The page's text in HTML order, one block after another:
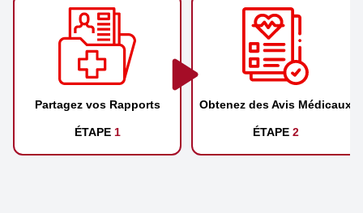
Partagez vos Rapports
ÉTAPE 1
Obtenez des Avis Médicaux
ÉTAPE 2